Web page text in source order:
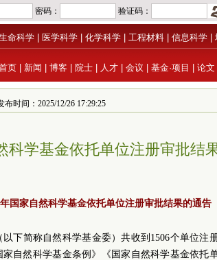
命科学 医学科学 化学科学 工程材料 信息科学
页 新闻 博客 院士 人才 会议 基金·项目 论文
时间：2025/12/26 17:29:25
科学基金依托单位注册审批结
国家自然科学基金依托单位注册审批结果的通告
下简称自然科学基金委）共收到1506个单位注
自然科学基金条例》《国家自然科学基金依托